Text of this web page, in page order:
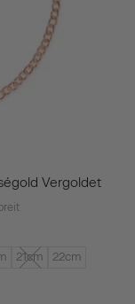
Vergoldet
21cm 22cm